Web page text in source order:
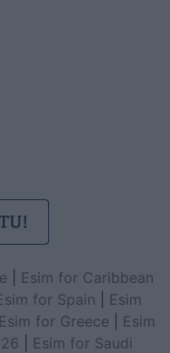
Esim for Caribbean
for Spain
Esim
Esim for Greece
Esim
Esim for Saudi